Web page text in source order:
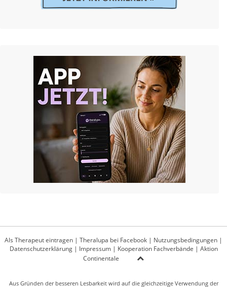
Als Therapeut eintragen | Theralupa bei Facebook | Nutzungsbedingungen |
Datenschutzerklärung| Impressum| Kooperation Fachverbände | Aktion
Continentale
Aus Gründen der besseren Lesbarkeit wird auf die gleichzeitige Verwendung der